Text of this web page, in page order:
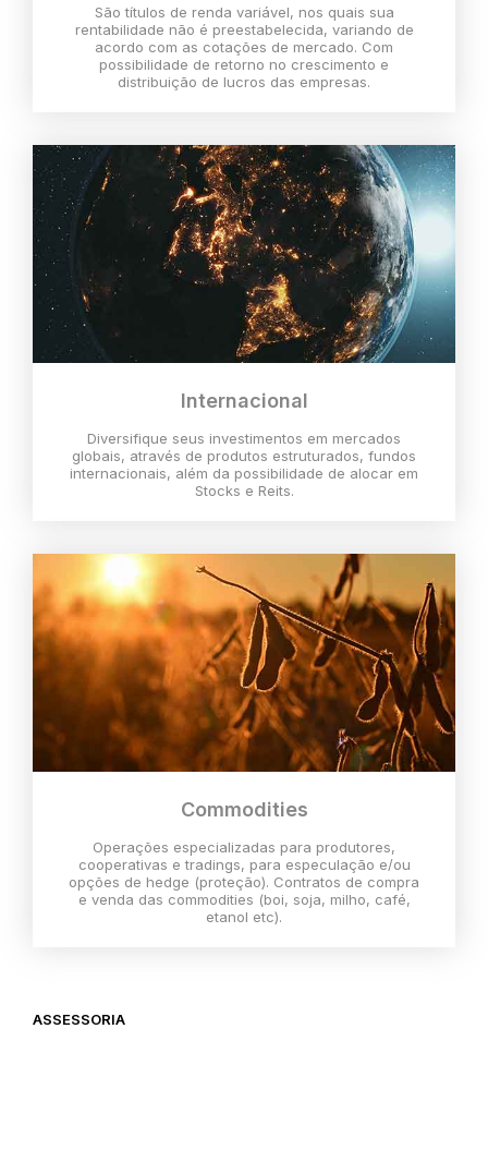
São títulos de renda variável, nos quais sua
rentabilidade não é preestabelecida, variando de
acordo com as cotações de mercado. Com
possibilidade de retorno no crescimento e
distribuição de lucros das empresas.
Internacional
Diversifique seus investimentos em mercados
globais, através de produtos estruturados, fundos
internacionais, além da possibilidade de alocar em
Stocks e Reits.
Commodities
Operações especializadas para produtores,
cooperativas e tradings, para especulação e/ou
opções de hedge (proteção). Contratos de compra
e venda das commodities (boi, soja, milho, café,
etanol etc).
ASSESSORIA